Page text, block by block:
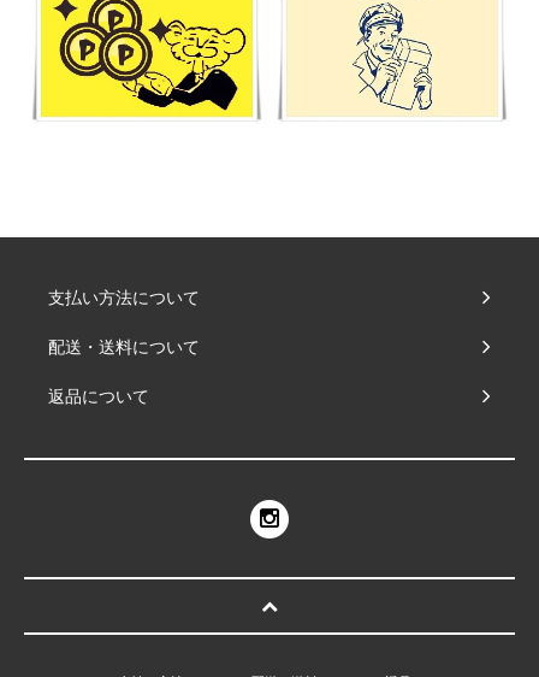
支払い方法について
配送・送料について
返品について